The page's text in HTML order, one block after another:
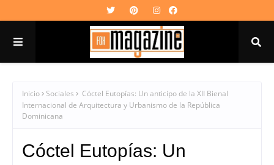
Inicio Sociales
Cóctel Eutopías: Un anticipo de la XII Bienal
Internacional de Arquitectura y Urbanismo de la República
Dominicana
Cóctel Eutopías: Un